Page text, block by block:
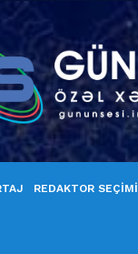
REDAKTOR SEÇİMİ